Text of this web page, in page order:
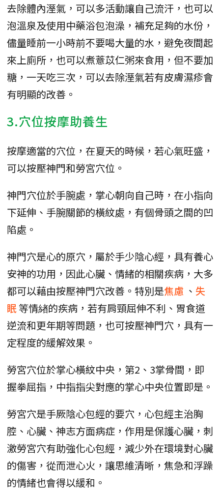
去除體內溼氣，可以多活動讓自己流汗，也可以
泡溫泉及使用中藥浴包泡澡，補充足夠的水份，
儘量睡前一小時前不要喝大量的水，避免夜間起
來上廁所，也可以煮薏苡仁粥來食用，但不要加
糖，一天吃三次，可以去除溼氣若有皮膚濕疹會
有明顯的改善。
3.穴位按摩助養生
按摩適當的穴位，在夏天的時候，若心氣旺盛，
可以按壓神門和勞宮穴位。
神門穴位於手腕處，掌心朝向自己時，在小指向
下延伸、手腕關節的橫紋處，有個骨頭之間的凹
陷處。
神門穴是心的原穴，屬於手少陰心經，具有養心
安神的功用，因此心臟、情緒的相關疾病，大多
都可以藉由按壓神門穴改善。特別是焦慮 、 失
眠等情緖的疾病，若有肩頸屈伸不利、胃食道
逆流和更年期等問題，也可按壓神門穴，具有一
定程度的緩解效果。
勞宮穴位於掌心橫紋中央，第2、3掌骨間，即
握拳屈指，中指指尖對應的掌心中央位置即是。
勞宮穴是手厥陰心包經的要穴，心包經主治胸
腔、心臟、神志方面病症，作用是保護心臟，刺
激勞宮穴有助強化心包經，減少外在環境對心臟
的傷害，從而泄心火，讓思維清晰，焦急和浮躁
的情緒也會得以緩和。